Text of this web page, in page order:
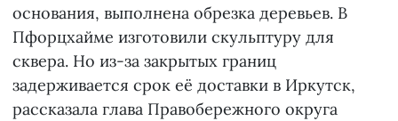
основания, выполнена обрезка деревьев. В
Пфорцхайме изготовили скульптуру для
сквера. Но из-за закрытых границ
задерживается срок её доставки в Иркутск,
рассказала глава Правобережного округа